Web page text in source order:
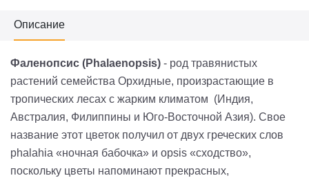
Описание
Фаленопсис (Phalaenopsis) - род травянистых
растений семейства Орхидные, произрастающие в
тропических лесах с жарким климатом (Индия,
Австралия, Филиппины и Юго-Восточной Азия). Свое
название этот цветок получил от двух греческих слов
phalahia «ночная бабочка» и opsis «сходство»,
поскольку цветы напоминают прекрасных,